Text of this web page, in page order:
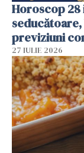
Horoscop 28
previziuni
27 IULIE 2026